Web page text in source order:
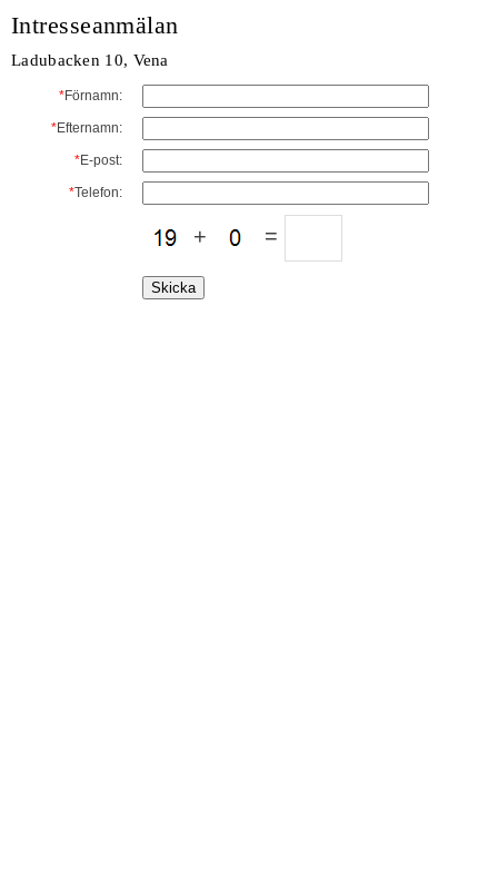
Intresseanmälan
Ladubacken 10, Vena
*Förnamn:
*Efternamn:
*E-post:
*Telefon:
+ =